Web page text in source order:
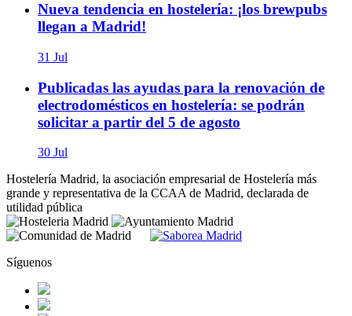
Nueva tendencia en hostelería: ¡los brewpubs
llegan a Madrid!
31 Jul
Publicadas las ayudas para la renovación de
electrodomésticos en hostelería: se podrán
solicitar a partir del 5 de agosto
30 Jul
Hostelería Madrid, la asociación empresarial de Hostelería más
grande y representativa de la CCAA de Madrid, declarada de
utilidad pública
Síguenos